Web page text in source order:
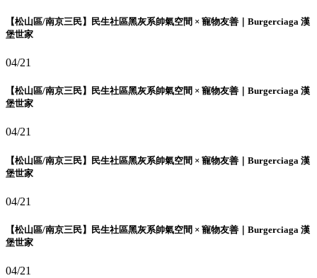
【松山區/南京三民】民生社區黑灰系帥氣空間 × 寵物友善｜Burgerciaga 漢
堡世家
04/21
【松山區/南京三民】民生社區黑灰系帥氣空間 × 寵物友善｜Burgerciaga 漢
堡世家
04/21
【松山區/南京三民】民生社區黑灰系帥氣空間 × 寵物友善｜Burgerciaga 漢
堡世家
04/21
【松山區/南京三民】民生社區黑灰系帥氣空間 × 寵物友善｜Burgerciaga 漢
堡世家
04/21